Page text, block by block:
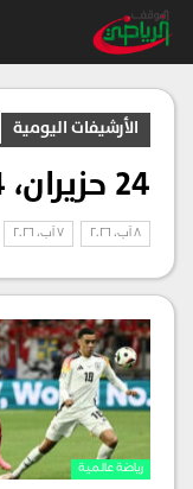
الأرشيفات اليومية
24 حزيران، 2024
رياضة عالمية